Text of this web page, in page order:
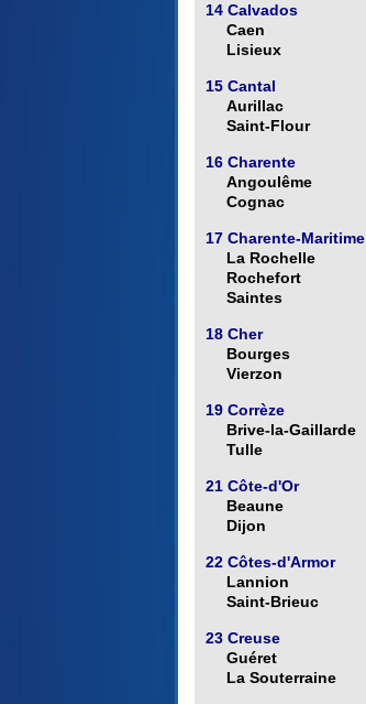
14 Calvados
Caen
Lisieux
15 Cantal
Aurillac
Saint-Flour
16 Charente
Angoulême
Cognac
17 Charente-Maritime
La Rochelle
Rochefort
Saintes
18 Cher
Bourges
Vierzon
19 Corrèze
Brive-la-Gaillarde
Tulle
21 Côte-d'Or
Beaune
Dijon
22 Côtes-d'Armor
Lannion
Saint-Brieuc
23 Creuse
Guéret
La Souterraine